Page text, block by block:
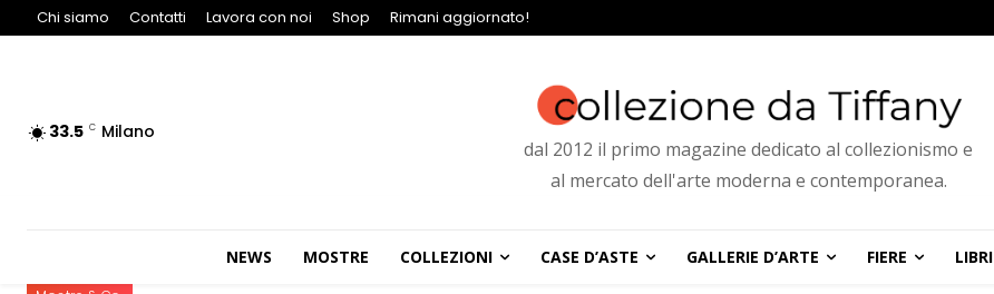
Chi siamo Contatti Lavora con noi Shop Rimani aggiornato!
33.5 C Milano
dal 2012 il primo magazine dedicato al collezionismo e
al mercato dell'arte moderna e contemporanea.
NEWS MOSTRE COLLEZIONI CASE D’ASTE GALLERIE D’ARTE FIERE LIBRI